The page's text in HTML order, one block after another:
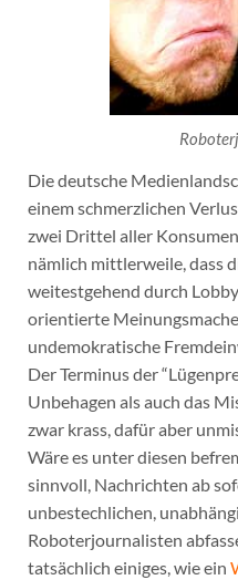
Die deutsche
einem schmerzlichen
zwei Drittel aller
nämlich mittlerweile, dass
weitestgehend durch
orientierte
undemokratische
Der Terminus der
Unbehagen als auch das
zwar krass, dafür aber
Wäre es unter diesen
sinnvoll, Nachrichten ab
unbestechlichen,
Roboterjournalisten
tatsächlich einiges, wie ein